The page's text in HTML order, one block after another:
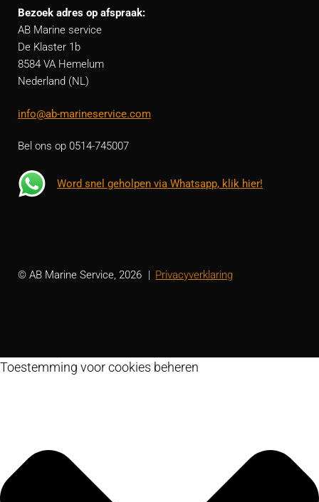
Bezoek adres op afspraak:
AB Marine service
De Klaster 1b
8584 VA Hemelum
Nederland (NL)
info@ab-marineservice.com
Bel ons op 0514-745007
Word snel geholpen via Whatsapp, klik hier!
© AB Marine Service, 2026 Privacyverklaring
Toestemming voor cookies beheren